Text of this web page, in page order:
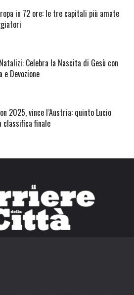
in 72 ore: le tre capitali più amate
Celebra la Nascita di Gesù con
e Devozione
2025, vince l’Austria: quinto Lucio
classifica finale